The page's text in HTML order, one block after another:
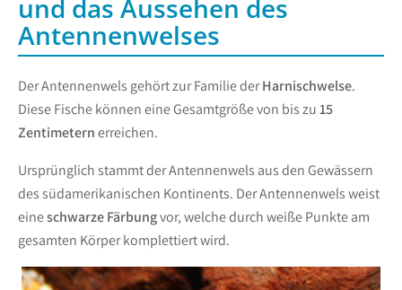
und das Aussehen des
Antennenwelses
Der Antennenwels gehört zur Familie derHarnischwelse.
Diese Fische können eine Gesamtgröße von bis zu15
Zentimeternerreichen.
Ursprünglich stammt der Antennenwels aus den Gewässern
des südamerikanischen Kontinents. Der Antennenwels weist
eineschwarze Färbungvor, welche durch weiße Punkte am
gesamten Körper komplettiert wird.